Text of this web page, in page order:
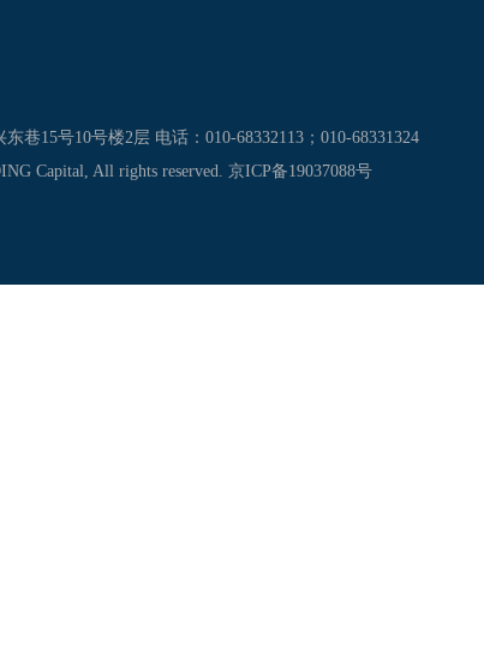
巷15号10号楼2层 电话：010-68332113；010-68331324
Capital, All rights reserved. 京ICP备19037088号